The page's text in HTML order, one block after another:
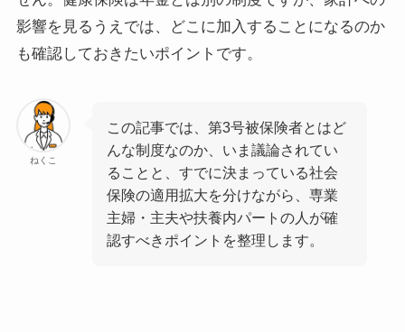
影響を見るうえでは、どこに加入することになるのか
も確認しておきたいポイントです。
ねくこ
この記事では、第3号被保険者とはど
んな制度なのか、いま議論されてい
ることと、すでに決まっている社会
保険の適用拡大を分けながら、専業
主婦・主夫や扶養内パートの人が確
認すべきポイントを整理します。